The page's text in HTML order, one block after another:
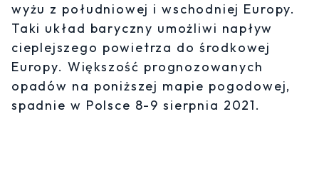
wyżu z południowej i wschodniej Europy.
Taki układ baryczny umożliwi napływ
cieplejszego powietrza do środkowej
Europy. Większość prognozowanych
opadów na poniższej mapie pogodowej,
spadnie w Polsce 8-9 sierpnia 2021.